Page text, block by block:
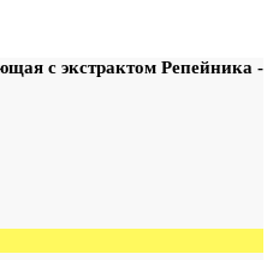
с экстрактом Репейника -